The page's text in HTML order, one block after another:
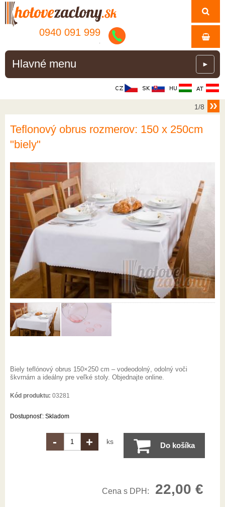
0940 091 999
Hlavné menu ►
1/8
Teflonový obrus rozmerov: 150 x 250cm
"biely"
Biely teflónový obrus 150×250 cm – vodeodolný, odolný voči
škvrnám a ideálny pre veľké stoly. Objednajte online.
Kód produktu: 03281
Dostupnosť: Skladom
- + ks Do košíka
Cena s DPH: 22,00 €